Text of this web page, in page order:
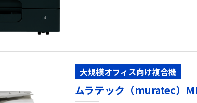
大規模オフィス向け複合機
ムラテック（muratec）